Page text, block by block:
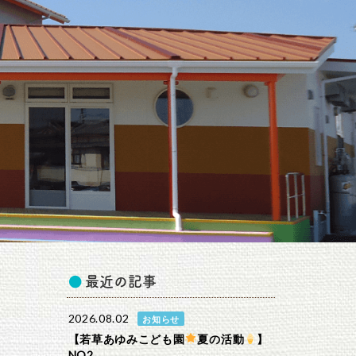
最近の記事
2026.08.02 お知らせ
【若草あゆみこども園 夏の活動
】